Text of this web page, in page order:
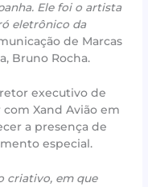
Ele foi o artista
eletrônico da
de Marcas
Bruno Rocha.
executivo de
Xand Avião em
a presença de
especial.
criativo, em que